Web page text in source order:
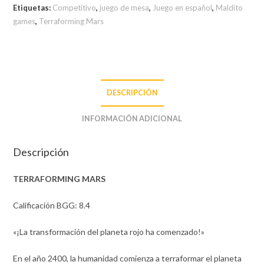
Etiquetas: Competitivo, juego de mesa, Juego en español, Maldito
games, Terraforming Mars
DESCRIPCIÓN
INFORMACIÓN ADICIONAL
Descripción
TERRAFORMING MARS
Calificación BGG: 8.4
«¡La transformación del planeta rojo ha comenzado!»
En el año 2400, la humanidad comienza a terraformar el planeta